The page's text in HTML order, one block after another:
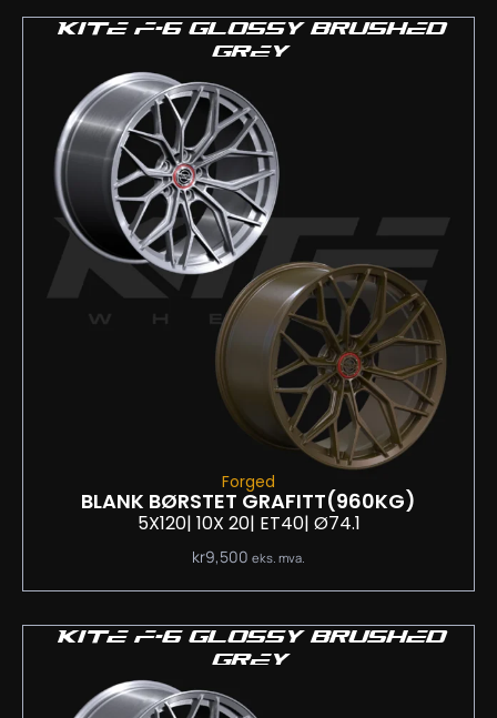
KITE F-6 GLOSSY BRUSHED
GREY
Forged
BLANK BØRSTET GRAFITT(960KG)
5X120| 10X 20| ET40| Ø74.1
kr9,500 eks. mva.
KITE F-6 GLOSSY BRUSHED
GREY